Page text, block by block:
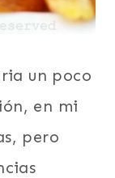
un poco
en mi
pero